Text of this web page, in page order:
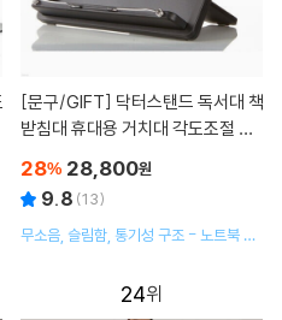
[문구/GIFT]
받침대 휴대용 거치대 각도조절 북
28% 28,800원
9.8 (13)
무소음, 슬림함, 통기성 구조 - 노트북 거
24